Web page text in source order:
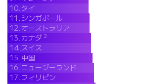
10.タイ
11. シンガポール
12.オーストラリア
13.カナダ 2
14.スイス
15. 中国
16. ニュージーランド
17. フィリピン